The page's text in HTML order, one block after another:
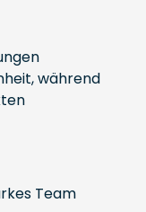
während
Team